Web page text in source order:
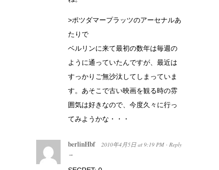
>ポツダマープラッツのアーセナルあ
たりで
ベルリンに来て最初の数年は毎週の
ように通っていたんですが、最近は
すっかりご無沙汰してしまっていま
す。あそこで古い映画を観る時の雰
囲気は好きなので、今度久々に行っ
てみようかな・・・
berlinHbf 2010年4月5日 at 9:19 PM · Reply
→